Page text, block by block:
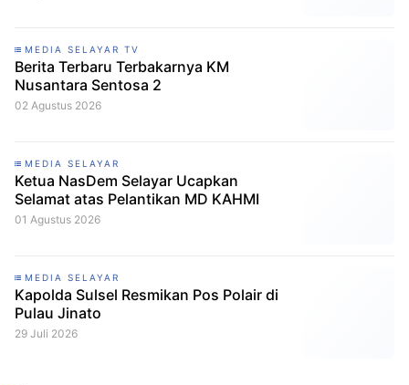
MEDIA SELAYAR TV
Berita Terbaru Terbakarnya KM
Nusantara Sentosa 2
02 Agustus 2026
MEDIA SELAYAR
Ketua NasDem Selayar Ucapkan
Selamat atas Pelantikan MD KAHMI
01 Agustus 2026
MEDIA SELAYAR
Kapolda Sulsel Resmikan Pos Polair di
Pulau Jinato
29 Juli 2026